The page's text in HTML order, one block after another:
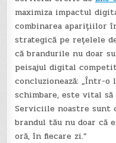
maximiza impactul
combinarea aparițiilor
strategică pe rețelele
că brandurile nu doar
peisajul digital
concluzionează: „Într-
schimbare, este vital
Serviciile noastre sunt
brandul tău nu doar că
oră, în fiecare zi.”